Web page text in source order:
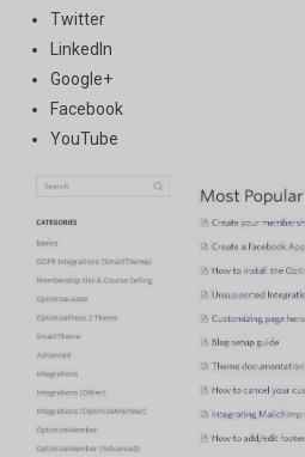
Twitter
LinkedIn
Google+
Facebook
YouTube